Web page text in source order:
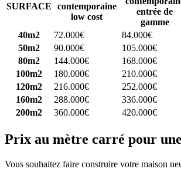
SURFACE
contemporaine
low cost
entrée de
gamme
40m2
72.000€ 84.000€
50m2
90.000€ 105.000€
80m2
144.000€ 168.000€
100m2
180.000€ 210.000€
120m2
216.000€ 252.000€
160m2
288.000€ 336.000€
200m2
360.000€ 420.000€
Prix au mètre carré pour
Vous souhaitez faire construire votre maison